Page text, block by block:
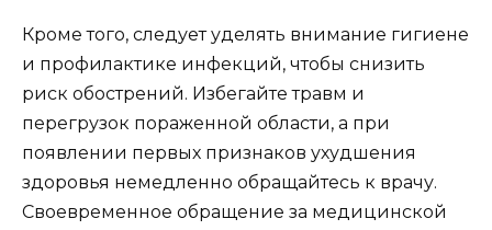
Кроме того, следует уделять внимание гигиене
и профилактике инфекций, чтобы снизить
риск обострений. Избегайте травм и
перегрузок пораженной области, а при
появлении первых признаков ухудшения
здоровья немедленно обращайтесь к врачу.
Своевременное обращение за медицинской